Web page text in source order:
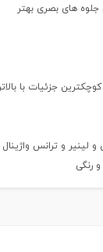
جزئیات با
رنگی